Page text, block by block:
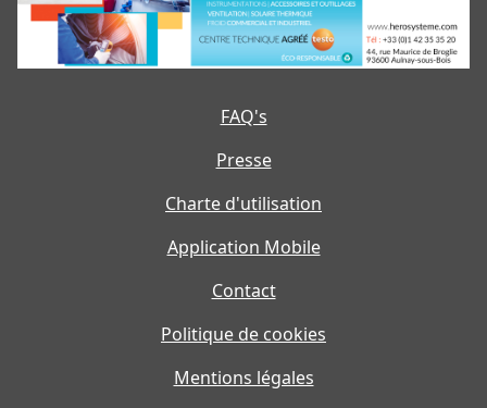
FAQ's
Presse
Charte d'utilisation
Application Mobile
Contact
Politique de cookies
Mentions légales